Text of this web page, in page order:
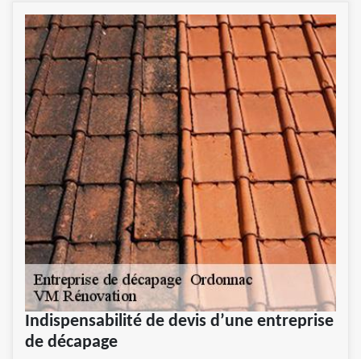
Indispensabilité de devis d’une entreprise
de décapage